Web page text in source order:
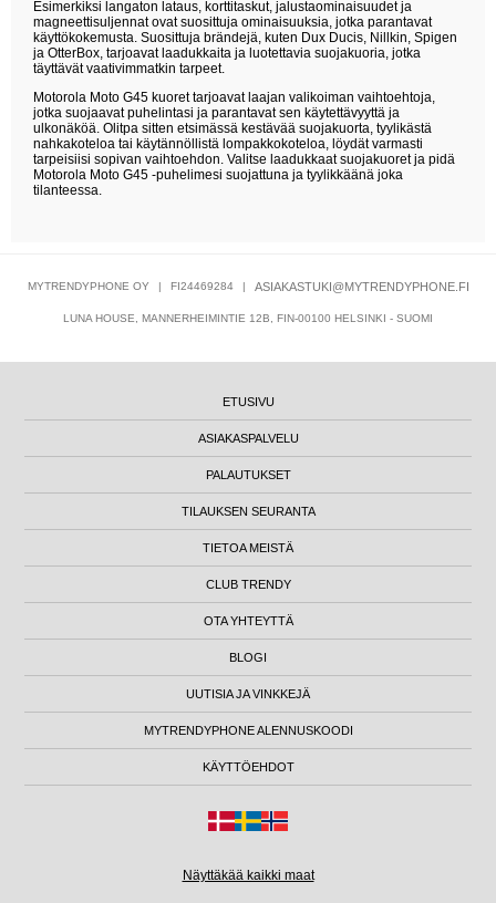
Esimerkiksi langaton lataus, korttitaskut, jalustaominaisuudet ja
magneettisuljennat ovat suosittuja ominaisuuksia, jotka parantavat
käyttökokemusta. Suosittuja brändejä, kuten Dux Ducis, Nillkin, Spigen
ja OtterBox, tarjoavat laadukkaita ja luotettavia suojakuoria, jotka
täyttävät vaativimmatkin tarpeet.
Motorola Moto G45 kuoret tarjoavat laajan valikoiman vaihtoehtoja,
jotka suojaavat puhelintasi ja parantavat sen käytettävyyttä ja
ulkonäköä. Olitpa sitten etsimässä kestävää suojakuorta, tyylikästä
nahkakoteloa tai käytännöllistä lompakkokoteloa, löydät varmasti
tarpeisiisi sopivan vaihtoehdon. Valitse laadukkaat suojakuoret ja pidä
Motorola Moto G45 -puhelimesi suojattuna ja tyylikkäänä joka
tilanteessa.
MYTRENDYPHONE OY | FI24469284 | ASIAKASTUKI@MYTRENDYPHONE.FI
LUNA HOUSE, MANNERHEIMINTIE 12B, FIN-00100 HELSINKI - SUOMI
ETUSIVU
ASIAKASPALVELU
PALAUTUKSET
TILAUKSEN SEURANTA
TIETOA MEISTÄ
CLUB TRENDY
OTA YHTEYTTÄ
BLOGI
UUTISIA JA VINKKEJÄ
MYTRENDYPHONE ALENNUSKOODI
KÄYTTÖEHDOT
Näyttäkää kaikki maat